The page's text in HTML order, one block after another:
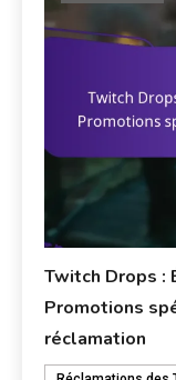
Twitch Drops :
Promotions
réclamation